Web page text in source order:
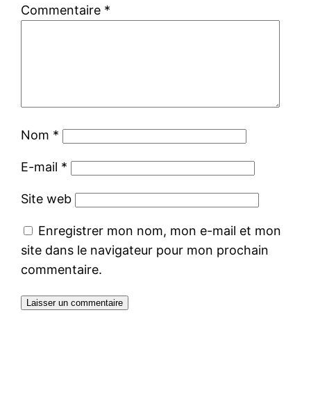
Commentaire *
Nom *
E-mail *
Site web
Enregistrer mon nom, mon e-mail et mon
site dans le navigateur pour mon prochain
commentaire.